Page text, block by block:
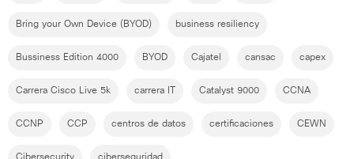
Bring your Own Device (BYOD) business resiliency
Bussiness Edition 4000 BYOD Cajatel cansac capex
Carrera Cisco Live 5k carrera IT Catalyst 9000 CCNA
CCNP CCP centros de datos certificaciones CEWN
Cibersecurity ciberseguridad